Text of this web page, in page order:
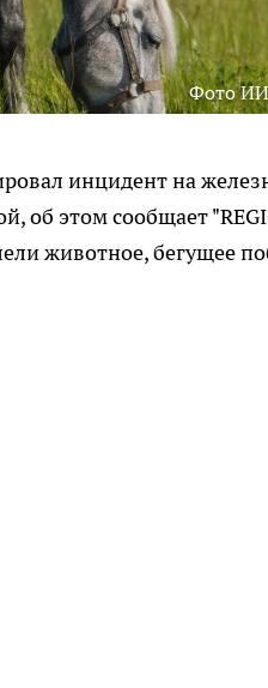
Фото ИИ
инцидент на
об этом сообщает
животное, бегущее